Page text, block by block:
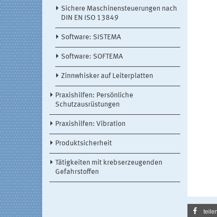
Sichere Maschinensteuerungen nach
DIN EN ISO 13849
Software: SISTEMA
Software: SOFTEMA
Zinnwhisker auf Leiterplatten
Praxishilfen: Persönliche
Schutzausrüstungen
Praxishilfen: Vibration
Produktsicherheit
Tätigkeiten mit krebserzeugenden
Gefahrstoffen
teilen